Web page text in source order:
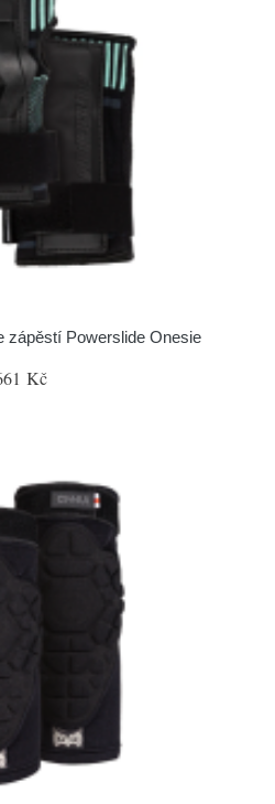
zápěstí Powerslide Onesie
Kč